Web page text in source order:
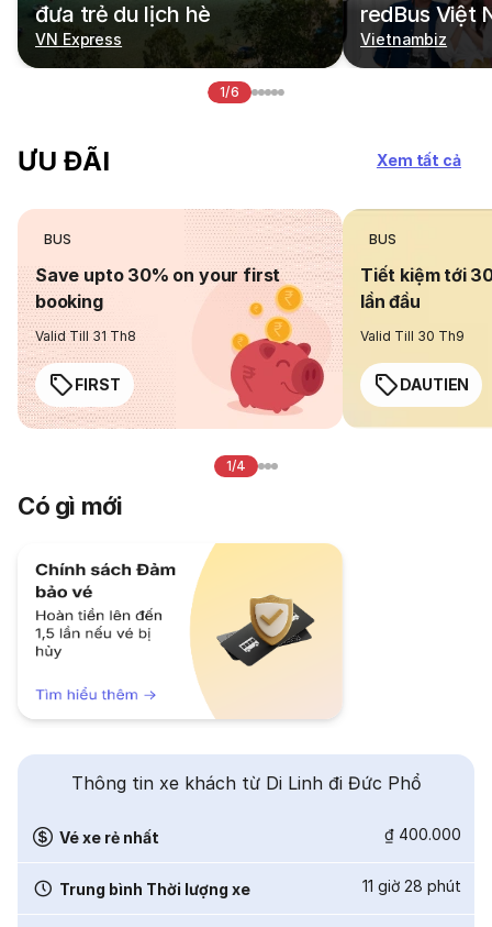
đưa trẻ du lịch hè
VN Express
redBus Việt
Vietnambiz
1/6
ƯU ĐÃI Xem tất cả
BUS
Save upto 30% on your first
booking
Valid Till 31 Th8
FIRST
BUS
Tiết kiệm tới
lần đầu
Valid Till 30 Th9
DAUTIEN
1/4
Có gì mới
Thông tin xe khách từ Di Linh đi Đức Phổ
Vé xe rẻ nhất ₫ 400.000
Trung bình Thời lượng xe 11 giờ 28 phút